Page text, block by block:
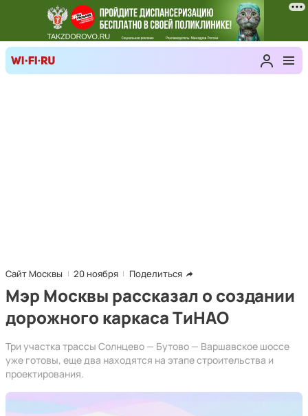
Сайт Москвы 20 ноября Поделиться
Мэр Москвы рассказал о создании
дорожного каркаса ТиНАО
Три участка трассы Солнцево — Бутово — Варшавское шоссе
уже готовы, еще два находятся на этапе строительства и
проектирования.